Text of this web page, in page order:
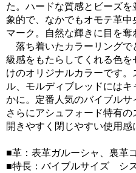
た。ハードな質感とビーズ
象的で、なかでもオモテ革
マーク。自然な輝きに目を奪
落ち着いたカラーリングで
級感をもたらしてくれる色
けのオリジナルカラーです
ル、モルディブレッドには
かに。定番人気のバイブルサ
さらにアシュフォード特有
開きやすく閉じやすい使用感
■革：表革ガルーシャ、裏革
■特長：バイブルサイズ シ